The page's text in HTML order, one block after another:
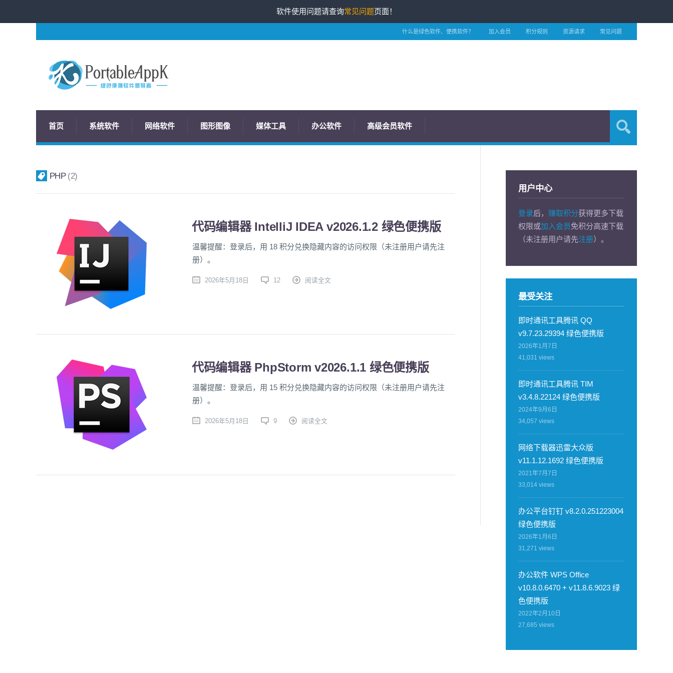
什么是绿色软件、便携软件？ 加入会员 积分规则 资源请求 常见问题
首页 系统软件 网络软件 图形图像 媒体工具 办公软件 高级会员软件
PHP 2
代码编辑器 IntelliJ IDEA v2026.1.2 绿色便携版
温馨提醒：登录后，用 18 积分兑换隐藏内容的访问权限（未注册用户请先注
册）。
2026年5月18日 12 阅读全文
代码编辑器 PhpStorm v2026.1.1 绿色便携版
温馨提醒：登录后，用 15 积分兑换隐藏内容的访问权限（未注册用户请先注
册）。
2026年5月18日 9 阅读全文
用户中心
登录后， 赚取积分获得更多下载
权限或加入会员免积分高速下载
（未注册用户请先注册）。
最受关注
即时通讯工具腾讯 QQ
v9.7.23.29394 绿色便携版
2026年1月7日
41,031 views
即时通讯工具腾讯 TIM
v3.4.8.22124 绿色便携版
2024年9月6日
34,057 views
网络下载器迅雷大众版
v11.1.12.1692 绿色便携版
2021年7月7日
33,014 views
办公平台钉钉 v8.2.0.251223004
绿色便携版
2026年1月6日
31,271 views
办公软件 WPS Office
v10.8.0.6470 + v11.8.6.9023 绿
色便携版
2022年2月10日
27,685 views
软件使用问题请查询常见问题页面！